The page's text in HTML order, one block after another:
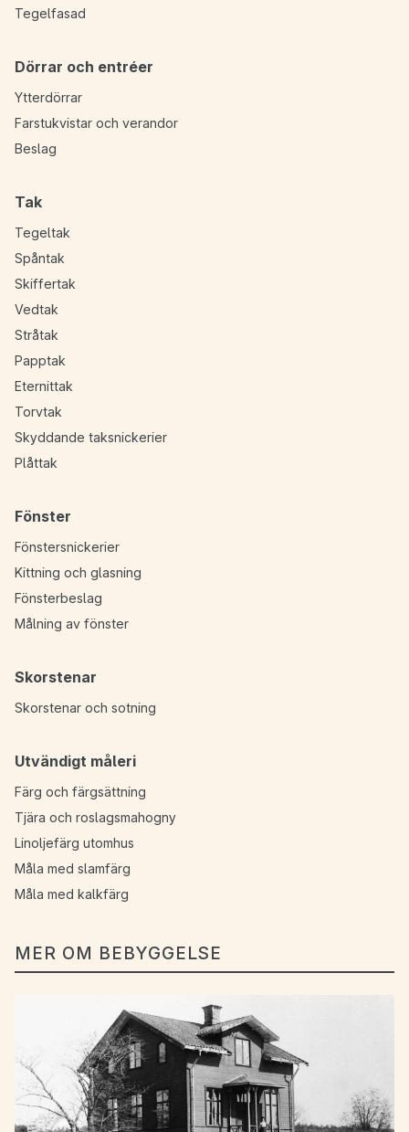
Tegelfasad
Dörrar och entréer
Ytterdörrar
Farstukvistar och verandor
Beslag
Tak
Tegeltak
Spåntak
Skiffertak
Vedtak
Stråtak
Papptak
Eternittak
Torvtak
Skyddande taksnickerier
Plåttak
Fönster
Fönstersnickerier
Kittning och glasning
Fönsterbeslag
Målning av fönster
Skorstenar
Skorstenar och sotning
Utvändigt måleri
Färg och färgsättning
Tjära och roslagsmahogny
Linoljefärg utomhus
Måla med slamfärg
Måla med kalkfärg
MER OM BEBYGGELSE